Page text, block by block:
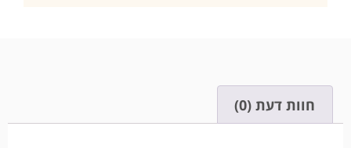
חוות דעת (0)